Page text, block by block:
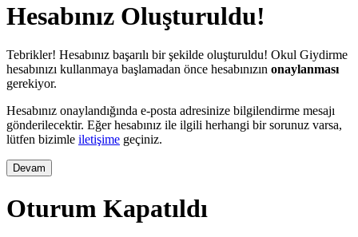
Hesabınız Oluşturuldu!
Tebrikler! Hesabınız başarılı bir şekilde oluşturuldu! Okul Giydirme
hesabınızı kullanmaya başlamadan önce hesabınızın onaylanması
gerekiyor.
Hesabınız onaylandığında e-posta adresinize bilgilendirme mesajı
gönderilecektir. Eğer hesabınız ile ilgili herhangi bir sorunuz varsa,
lütfen bizimle iletişime geçiniz.
Devam
Oturum Kapatıldı